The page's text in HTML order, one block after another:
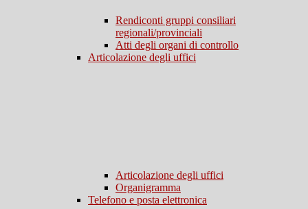
Rendiconti gruppi consiliari
regionali/provinciali
Atti degli organi di controllo
Articolazione degli uffici
Articolazione degli uffici
Organigramma
Telefono e posta elettronica